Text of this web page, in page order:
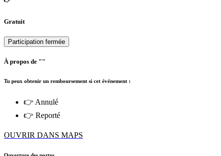
Gratuit
Participation fermée
À propos de ""
Tu peux obtenir un remboursement si cet événement :
👉 Annulé
👉 Reporté
OUVRIR DANS MAPS